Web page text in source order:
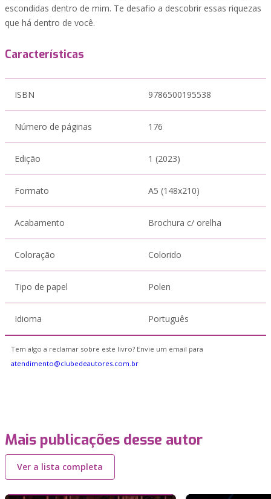
escondidas dentro de mim. Te desafio a descobrir essas riquezas
que há dentro de você.
Características
ISBN 9786500195538
Número de páginas 176
Edição 1 (2023)
Formato A5 (148x210)
Acabamento Brochura c/ orelha
Coloração Colorido
Tipo de papel Polen
Idioma Português
Tem algo a reclamar sobre este livro? Envie um email para
atendimento@clubedeautores.com.br
Mais publicações desse autor
Ver a lista completa